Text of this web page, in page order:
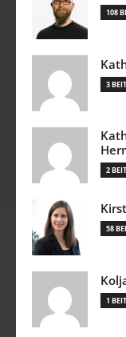
108
3
2
58
1